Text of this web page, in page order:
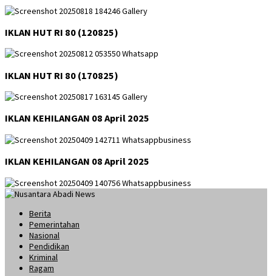
IKLAN HUT RI 80 (120825)
IKLAN HUT RI 80 (170825)
IKLAN KEHILANGAN 08 April 2025
IKLAN KEHILANGAN 08 April 2025
Berita
Pemerintahan
Nasional
Pendidikan
Kriminal
Ragam